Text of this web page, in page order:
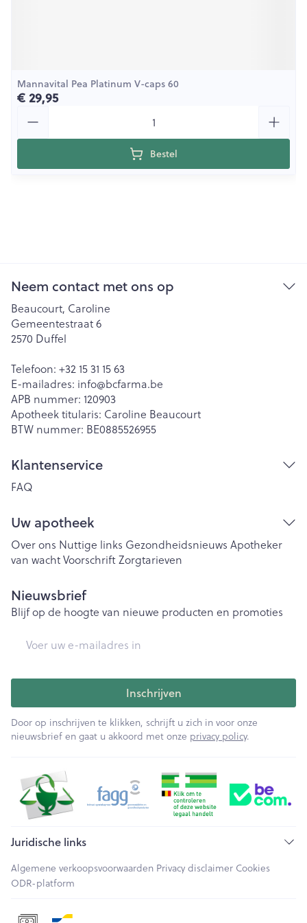
Mannavital Pea Platinum V-caps 60
€ 29,95
Bestel
Neem contact met ons op
Beaucourt, Caroline
Gemeentestraat 6
2570 Duffel
Telefoon: +32 15 31 15 63
E-mailadres: info@bcfarma.be
APB nummer: 120903
Apotheek titularis: Caroline Beaucourt
BTW nummer: BE0885526955
Klantenservice
FAQ
Uw apotheek
Over ons Nuttige links Gezondheidsnieuws Apotheker
van wachtVoorschriftZorgtarieven
Nieuwsbrief
Blijf op de hoogte van nieuwe producten en promoties
Inschrijven
Door op inschrijven te klikken, schrijft u zich in voor onze
nieuwsbrief en gaat u akkoord met onze privacy policy.
Juridische links
Algemene verkoopsvoorwaarden Privacy disclaimer Cookies
ODR-platform